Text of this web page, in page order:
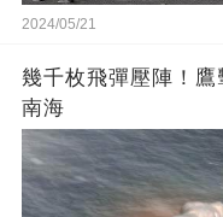
2024/05/21
幾千枚飛彈壓陣！
南海